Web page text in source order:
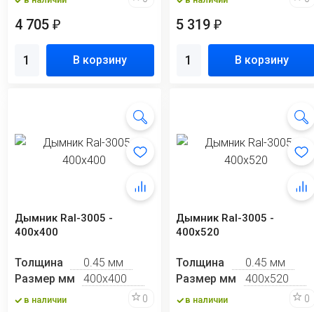
4 705 ₽
В корзину
5 319₽
В корзину
Дымник Ral-3005 -
400х400
Толщина
0.45 мм
Размер мм
400х400
в наличии 0
Дымник Ral-3005 -
400х520
Толщина
0.45 мм
Размер мм
400х520
в наличии 0